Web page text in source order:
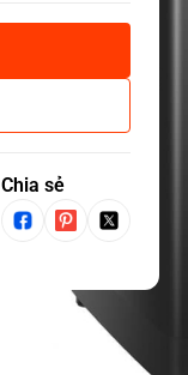
Chia sẻ